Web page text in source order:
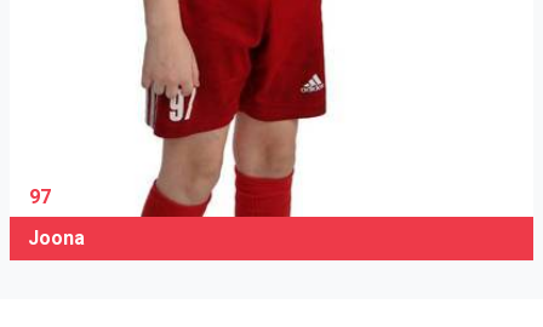
97
Joona